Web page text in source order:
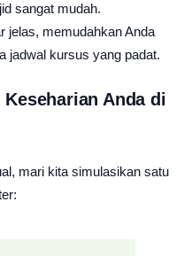
sangat mudah.
jelas, memudahkan Anda
jadwal kursus yang padat.
Anda di
mari kita simulasikan satu